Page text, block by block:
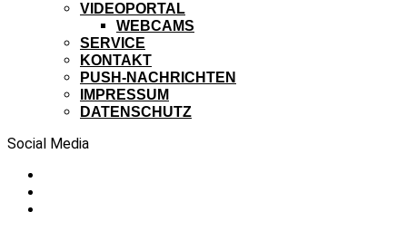
VIDEOPORTAL
WEBCAMS
SERVICE
KONTAKT
PUSH-NACHRICHTEN
IMPRESSUM
DATENSCHUTZ
Social Media